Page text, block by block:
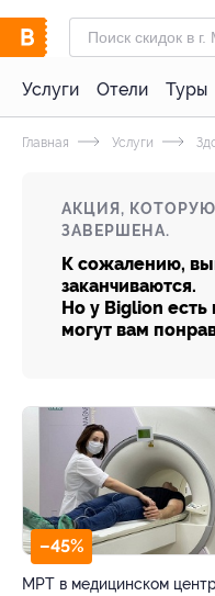
Услуги Отели Туры
Главная Услуги
АКЦИЯ,
ЗАВЕРШЕНА.
К сожалению,
заканчиваются.
Но у Biglion
могут вам
–45%
МРТ в медицинском